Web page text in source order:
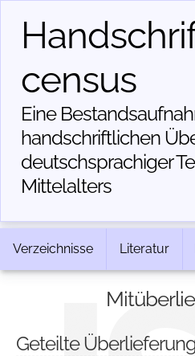
census
Eine
handschriftlichen
deutschsprachiger
Mittelalters
Verzeichnisse Literatur
Geteilte Überlieferung